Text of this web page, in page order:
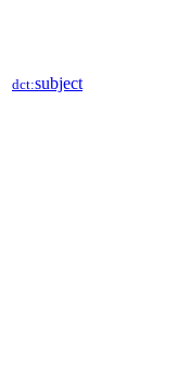
dct:subject